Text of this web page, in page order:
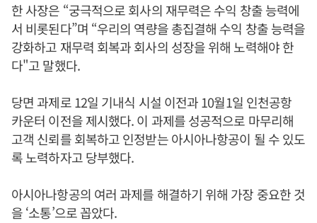
한 사장은 “궁극적으로 회사의 재무력은 수익 창출 능력에
서 비롯된다”며 “우리의 역량을 총집결해 수익 창출 능력을
강화하고 재무력 회복과 회사의 성장을 위해 노력해야 한
다"고 말했다.
당면 과제로 12일 기내식 시설 이전과 10월1일 인천공항
카운터 이전을 제시했다. 이 과제를 성공적으로 마무리해
고객 신뢰를 회복하고 인정받는 아시아나항공이 될 수 있도
록 노력하자고 당부했다.
아시아나항공의 여러 과제를 해결하기 위해 가장 중요한 것
을 ‘소통’으로 꼽았다.